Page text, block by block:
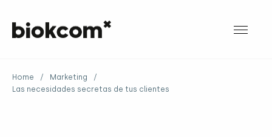
Home / Marketing
/
Las necesidades secretas de tus clientes